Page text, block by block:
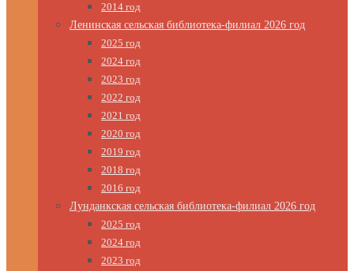
2014 год
Ленинская сельская библиотека-филиал 2026 год
2025 год
2024 год
2023 год
2022 год
2021 год
2020 год
2019 год
2018 год
2016 год
Лунданкская сельская библиотека-филиал 2026 год
2025 год
2024 год
2023 год